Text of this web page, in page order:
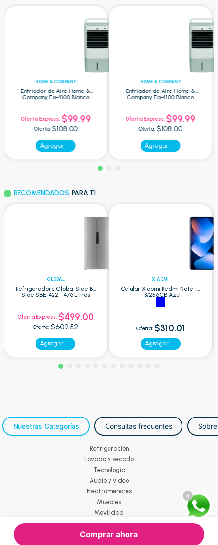
x
Comprar ahora
HOME & COMPANY
Enfriador de Aire Home &
Company Ea-4100 Blanco
Oferta Express: $99.99
Oferta: $108.00
Agregar
HOME & COMPANY
Enfriador de Aire Home &
Company Ea-4100 Blanco
Oferta Express: $99.99
Oferta: $108.00
Agregar
RECOMENDADOS PARA TI
GLOBAL
Refrigeradora Global Side By
Side SBE-422 - 476 Litros
Oferta Express: $499.00
Oferta: $609.52
Agregar
XIAOMI
Celular Xiaomi Redmi Note 15
- 8/256GB Azul
Oferta: $310.01
Agregar
Nuestras Categorías Consultas frecuentes
Refrigeración
Lavado y secado
Tecnología
Audio y video
Electromenores
Muebles
Movilidad